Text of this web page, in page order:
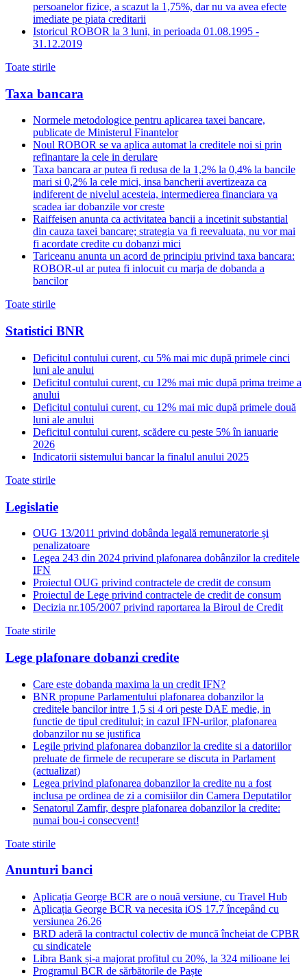
persoanelor fizice, a scazut la 1,75%, dar nu va avea efecte
imediate pe piata creditarii
Istoricul ROBOR la 3 luni, in perioada 01.08.1995 -
31.12.2019
Toate stirile
Taxa bancara
Normele metodologice pentru aplicarea taxei bancare,
publicate de Ministerul Finantelor
Noul ROBOR se va aplica automat la creditele noi si prin
refinantare la cele in derulare
Taxa bancara ar putea fi redusa de la 1,2% la 0,4% la bancile
mari si 0,2% la cele mici, insa bancherii avertizeaza ca
indiferent de nivelul acesteia, intermedierea financiara va
scadea iar dobanzile vor creste
Raiffeisen anunta ca activitatea bancii a incetinit substantial
din cauza taxei bancare; strategia va fi reevaluata, nu vor mai
fi acordate credite cu dobanzi mici
Tariceanu anunta un acord de principiu privind taxa bancara:
ROBOR-ul ar putea fi inlocuit cu marja de dobanda a
bancilor
Toate stirile
Statistici BNR
Deficitul contului curent, cu 5% mai mic după primele cinci
luni ale anului
Deficitul contului curent, cu 12% mai mic după prima treime a
anului
Deficitul contului curent, cu 12% mai mic după primele două
luni ale anului
Deficitul contului curent, scădere cu peste 5% în ianuarie
2026
Indicatorii sistemului bancar la finalul anului 2025
Toate stirile
Legislatie
OUG 13/2011 privind dobânda legală remuneratorie și
penalizatoare
Legea 243 din 2024 privind plafonarea dobânzilor la creditele
IFN
Proiectul OUG privind contractele de credit de consum
Proiectul de Lege privind contractele de credit de consum
Decizia nr.105/2007 privind raportarea la Biroul de Credit
Toate stirile
Lege plafonare dobanzi credite
Care este dobanda maxima la un credit IFN?
BNR propune Parlamentului plafonarea dobanzilor la
creditele bancilor intre 1,5 si 4 ori peste DAE medie, in
functie de tipul creditului; in cazul IFN-urilor, plafonarea
dobanzilor nu se justifica
Legile privind plafonarea dobanzilor la credite si a datoriilor
preluate de firmele de recuperare se discuta in Parlament
(actualizat)
Legea privind plafonarea dobanzilor la credite nu a fost
inclusa pe ordinea de zi a comisiilor din Camera Deputatilor
Senatorul Zamfir, despre plafonarea dobanzilor la credite:
numai bou-i consecvent!
Toate stirile
Anunturi banci
Aplicația George BCR are o nouă versiune, cu Travel Hub
Aplicația George BCR va necesita iOS 17.7 începând cu
versiunea 26.26
BRD aderă la contractul colectiv de muncă încheiat de CPBR
cu sindicatele
Libra Bank și-a majorat profitul cu 20%, la 324 milioane lei
Programul BCR de sărbătorile de Paște